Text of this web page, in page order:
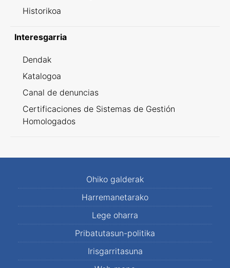
Historikoa
Interesgarria
Dendak
Katalogoa
Canal de denuncias
Certificaciones de Sistemas de Gestión
Homologados
Ohiko galderak
Harremanetarako
Lege oharra
Pribatutasun-politika
Irisgarritasuna